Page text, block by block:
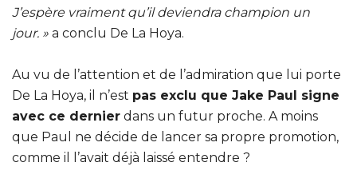
J’espère vraiment qu’il deviendra champion un
jour. » a conclu De La Hoya.
Au vu de l’attention et de l’admiration que lui porte
De La Hoya, il n’est pas exclu que Jake Paul signe
avec ce dernier dans un futur proche. A moins
que Paul ne décide de lancer sa propre promotion,
comme il l’avait déjà laissé entendre ?